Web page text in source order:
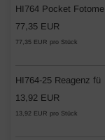
HI764 Pocket Fotome
77,35 EUR
77,35 EUR pro Stück
HI764-25 Reagenz fü
13,92 EUR
13,92 EUR pro Stück